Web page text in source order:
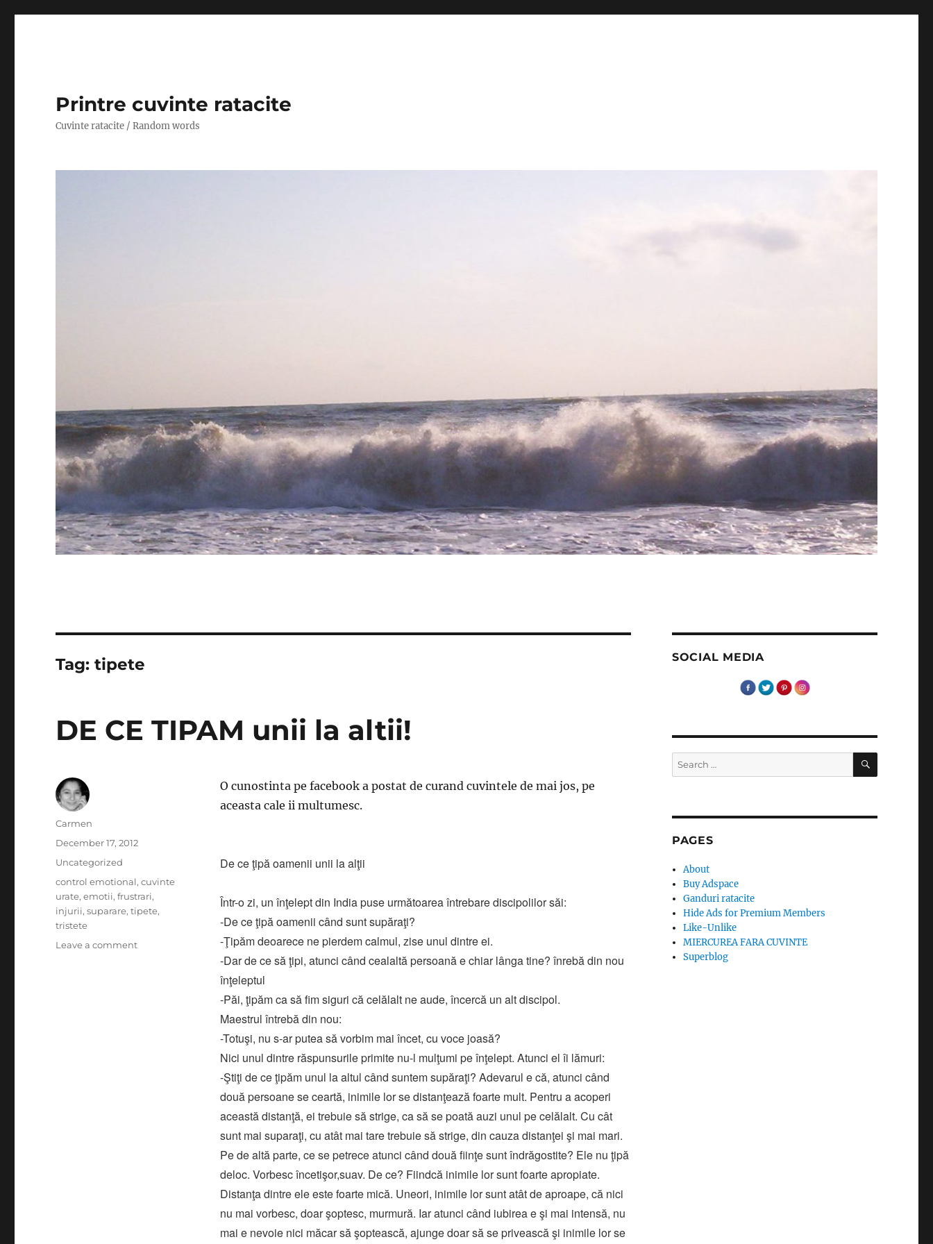
Printre cuvinte ratacite
Cuvinte ratacite / Random words
Tag:tipete
DE CE TIPAM unii la altii!
O cunostinta pe facebook a postat de curand cuvintele de mai jos, pe
aceasta cale ii multumesc.
De ce ţipă oamenii unii la alţii
Într-o zi, un înţelept din India puse următoarea întrebare discipolilor săi:
-De ce ţipă oamenii când sunt supăraţi?
-Ţipăm deoarece ne pierdem calmul, zise unul dintre ei.
-Dar de ce să ţipi, atunci când cealaltă persoană e chiar lânga tine? înrebă din nou
înţeleptul
-Păi, ţipăm ca să fim siguri că celălalt ne aude, încercă un alt discipol.
Maestrul întrebă din nou:
-Totuşi, nu s-ar putea să vorbim mai încet, cu voce joasă?
Nici unul dintre răspunsurile primite nu-l mulţumi pe înţelept. Atunci el îi lămuri:
-Ştiţi de ce ţipăm unul la altul când suntem supăraţi? Adevarul e că, atunci când
două persoane se ceartă, inimile lor se distanţează foarte mult. Pentru a acoperi
această distanţă, ei trebuie să strige, ca să se poată auzi unul pe celălalt. Cu cât
sunt mai suparaţi, cu atât mai tare trebuie să strige, din cauza distanţei şi mai mari.
Pe de altă parte, ce se petrece atunci când două fiinţe sunt îndrăgostite? Ele nu ţipă
deloc. Vorbesc încetişor,suav. De ce? Fiindcă inimile lor sunt foarte apropiate.
Distanţa dintre ele este foarte mică. Uneori, inimile lor sunt atât de aproape, că nici
nu mai vorbesc, doar şoptesc, murmură. Iar atunci când iubirea e şi mai intensă, nu
mai e nevoie nici măcar să şoptească, ajunge doar să se privească şi inimile lor se
Author
Carmen
Posted
on
December 17, 2012
Categories
Uncategorized
Tags
control emotional,cuvinte
urate,emotii,frustrari,
injurii,suparare,tipete,
tristete
Leave a commenton
SOCIAL MEDIA
Search
for:
SEARCH
PAGES
About
Buy Adspace
Ganduri ratacite
Hide Ads for Premium Members
Like-Unlike
MIERCUREA FARA CUVINTE
Superblog